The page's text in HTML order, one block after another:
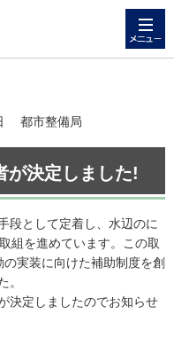
都市整備局
が決定しました!
段として定着し、水辺のに
組を進めています。この取
実装に向けた補助制度を創
。
決定しましたのでお知らせ